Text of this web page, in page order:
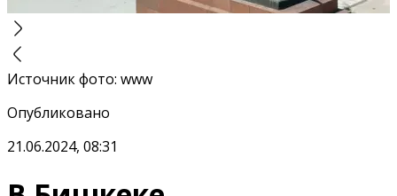
Источник фото: www
Опубликовано
21.06.2024, 08:31